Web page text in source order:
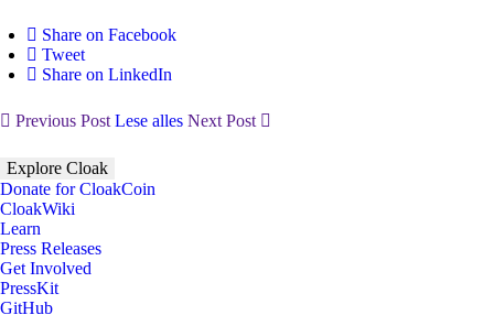
Share on Facebook
Tweet
Share on LinkedIn
Previous Post Lese alles Next Post
Explore Cloak
Donate for CloakCoin
CloakWiki
Learn
Press Releases
Get Involved
PressKit
GitHub